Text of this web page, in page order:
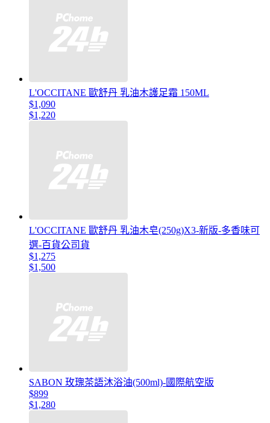
L'OCCITANE 歐舒丹 乳油木護足霜 150ML
$1,090
$1,220
L'OCCITANE 歐舒丹 乳油木皂(250g)X3-新版-多香味可
選-百貨公司貨
$1,275
$1,500
SABON 玫瑰茶語沐浴油(500ml)-國際航空版
$899
$1,280